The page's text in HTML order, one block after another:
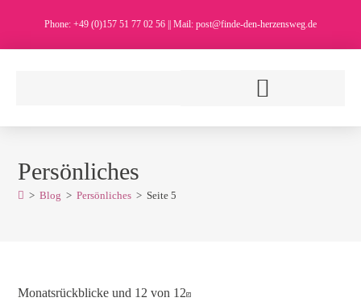
Phone: +49 (0)157 51 77 02 56 || Mail: post@finde-den-herzensweg.de
Persönliches
> Blog > Persönliches > Seite 5
Monatsrückblicke und 12 von 12